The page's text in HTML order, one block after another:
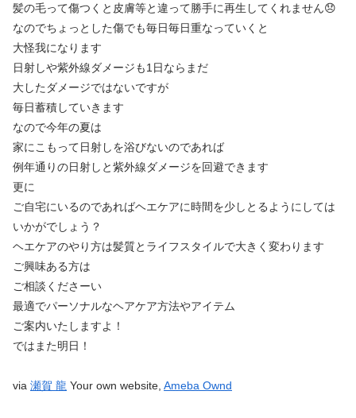
髪の毛って傷つくと皮膚等と違って勝手に再生してくれません😞
なのでちょっとした傷でも毎日毎日重なっていくと
大怪我になります
日射しや紫外線ダメージも1日ならまだ
大したダメージではないですが
毎日蓄積していきます
なので今年の夏は
家にこもって日射しを浴びないのであれば
例年通りの日射しと紫外線ダメージを回避できます
更に
ご自宅にいるのであればヘエケアに時間を少しとるようにしては
いかがでしょう？
ヘエケアのやり方は髪質とライフスタイルで大きく変わります
ご興味ある方は
ご相談くださーい
最適でパーソナルなヘアケア方法やアイテム
ご案内いたしますよ！
ではまた明日！
via 瀬賀 龍 Your own website, Ameba Ownd